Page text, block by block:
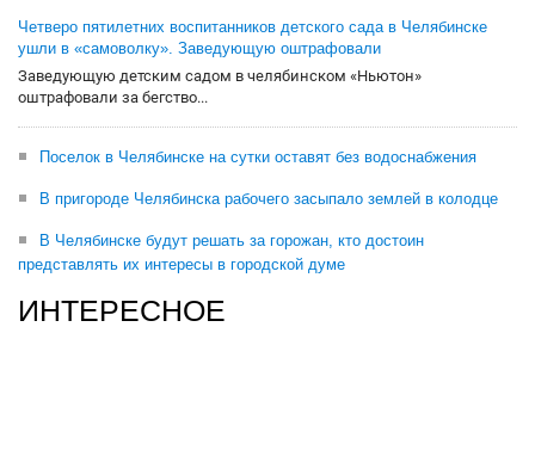
Четверо пятилетних воспитанников детского сада в Челябинске
ушли в «самоволку». Заведующую оштрафовали
Заведующую детским садом в челябинском «Ньютон»
оштрафовали за бегство...
Поселок в Челябинске на сутки оставят без водоснабжения
В пригороде Челябинска рабочего засыпало землей в колодце
В Челябинске будут решать за горожан, кто достоин
представлять их интересы в городской думе
ИНТЕРЕСНОЕ